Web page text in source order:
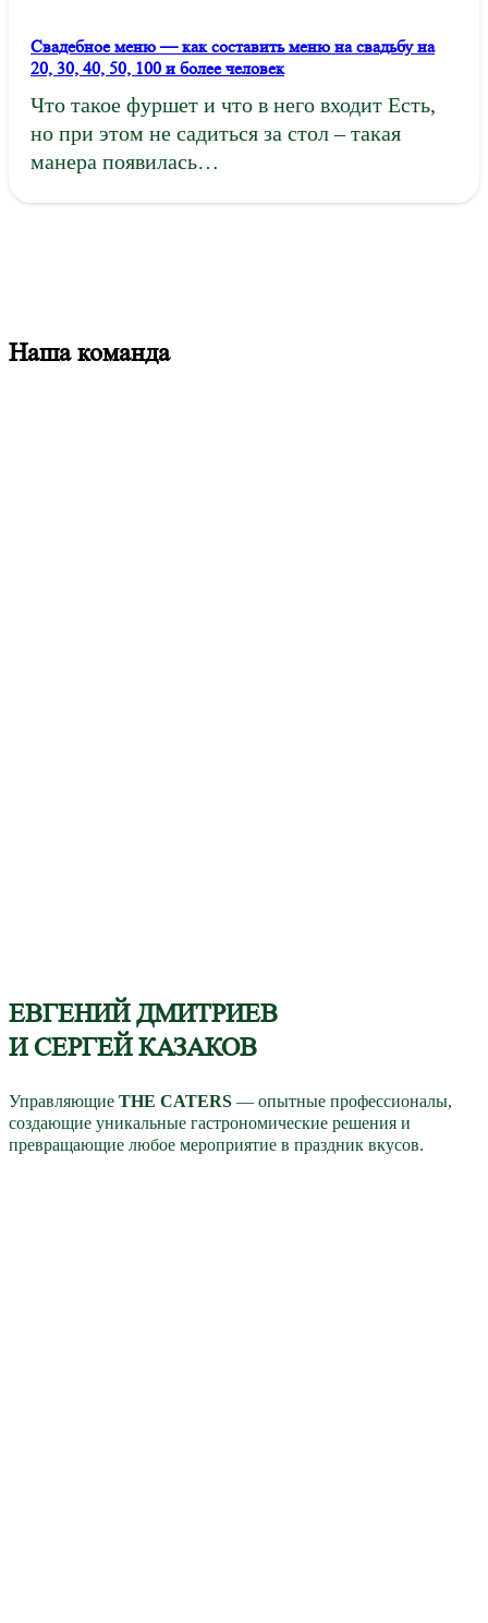
Свадебное меню — как составить меню на свадьбу на
20, 30, 40, 50, 100 и более человек
Что такое фуршет и что в него входит Есть,
но при этом не садиться за стол – такая
манера появилась…
Наша команда
ЕВГЕНИЙ ДМИТРИЕВ
И СЕРГЕЙ КАЗАКОВ
Управляющие THE CATERS — опытные профессионалы,
создающие уникальные гастрономические решения и
превращающие любое мероприятие в праздник вкусов.